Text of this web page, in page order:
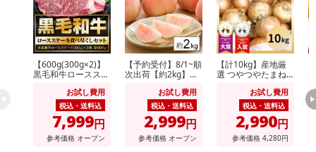
・原材料/材質/素材：うなぎ（中国産）、しょうゆ、砂糖混合異性
化液糖、発酵調味料、水あめ、砂糖、うなぎエキス/酒精、増粘剤
（加工デンプン、増粘多糖類）、調味料（アミノ酸等）、着色料
（カラメル、アナトー）、（一部に小麦・大豆を含む）
・アレルギー表示：アレルギー表示: 小麦、大豆
・お召し上がり方：解凍してお召し上がりください。
注意事項
【600g(300g×2)】
黒毛和牛ロースステ
お試し費用
税込・送料込
7,999円
参考価格 オープン
【予約受付】8/1~順
次出荷【約2kg】山
玉数おまかせ)※ご家
お試し費用
税込・送料込
2,999円
参考価格 オープン
【計10kg】産地厳
選 つやつやたまね
お試し費用
税込・送料込
2,990円
参考価格 4,280円